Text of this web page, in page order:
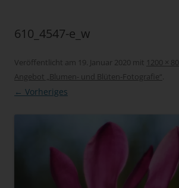
610_4547-e_w
Veröffentlicht am 19. Januar 2020 mit 1200 × 801
Angebot „Blumen- und Blüten-Fotografie“.
← Vorheriges